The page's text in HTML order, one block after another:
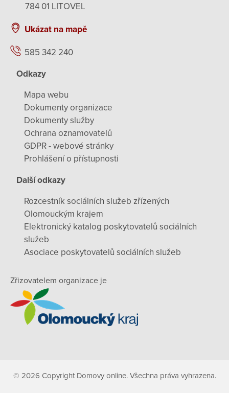
784 01 LITOVEL
Ukázat na mapě
585 342 240
Odkazy
Mapa webu
Dokumenty organizace
Dokumenty služby
Ochrana oznamovatelů
GDPR - webové stránky
Prohlášení o přístupnosti
Další odkazy
Rozcestník sociálních služeb zřízených
Olomouckým krajem
Elektronický katalog poskytovatelů sociálních
služeb
Asociace poskytovatelů sociálních služeb
Zřizovatelem organizace je
© 2026 Copyright Domovy online. Všechna práva vyhrazena.